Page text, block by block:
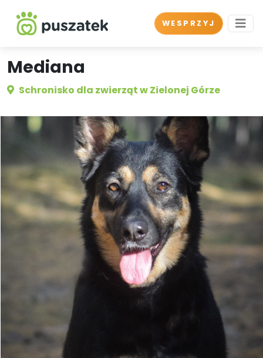
WESPRZYJ
Mediana
Schronisko dla zwierząt w Zielonej Górze